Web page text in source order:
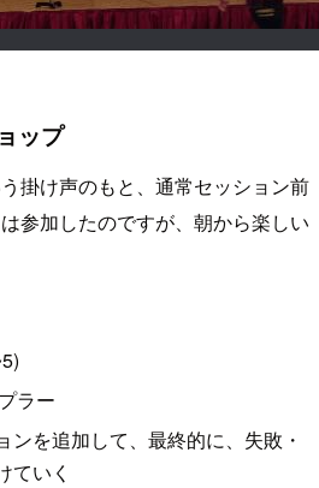
ップ
掛け声のもと、通常セッション前
参加したのですが、朝から楽しい
ラー
ンを追加して、最終的に、失敗・
ていく